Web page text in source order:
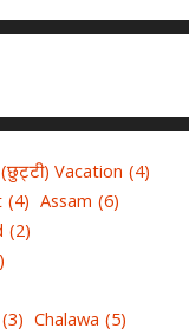
(छुट्टी) Vacation (4)
(4) Assam (6)
(2)
(3) Chalawa (5)